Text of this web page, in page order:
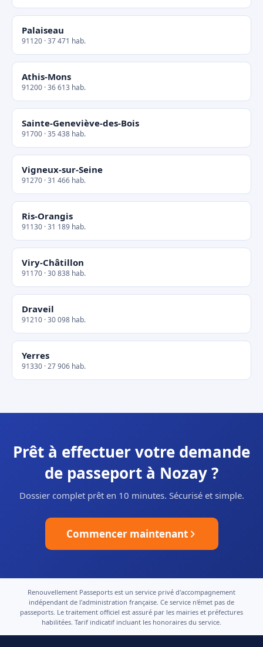
Palaiseau
91120 · 37 471 hab.
Athis-Mons
91200 · 36 613 hab.
Sainte-Geneviève-des-Bois
91700 · 35 438 hab.
Vigneux-sur-Seine
91270 · 31 466 hab.
Ris-Orangis
91130 · 31 189 hab.
Viry-Châtillon
91170 · 30 838 hab.
Draveil
91210 · 30 098 hab.
Yerres
91330 · 27 906 hab.
Prêt à effectuer votre demande
de passeport à Nozay ?
Dossier complet prêt en 10 minutes. Sécurisé et simple.
Commencer maintenant
Renouvellement Passeports est un service privé d'accompagnement
indépendant de l'administration française. Ce service n'émet pas de
passeports. Le traitement officiel est assuré par les mairies et préfectures
habilitées. Tarif indicatif incluant les honoraires du service.